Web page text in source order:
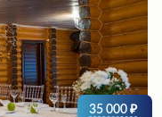
35 000